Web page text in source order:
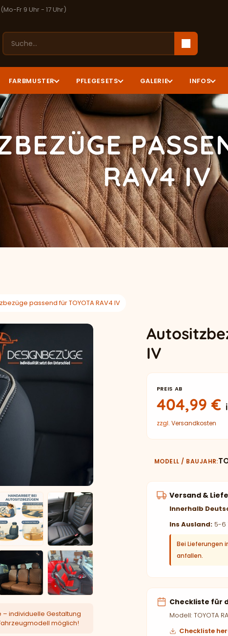
(Mo-Fr 9 Uhr - 17 Uhr)
FARBMUSTER PFLEGESETS GALERIE INFOS
RAV4 IV
passend für TOYOTA RAV4 IV
individuelle Gestaltung
möglich!
IV
PREIS AB
404,99€
zzgl. Versandkosten
MODELL / BAUJAHR
Versand &
Innerhalb
Ins Ausland:5-6
Bei Lieferungen
anfallen.
Checkliste für
Modell: TOYOTA
Checkliste